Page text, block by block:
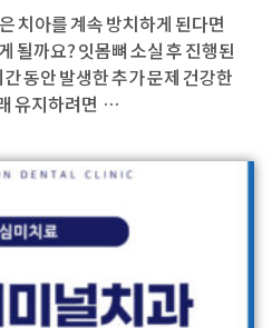
치아를 계속 방치하게 된다면
될까요? 잇몸뼈 소실 후 진행된
동안 발생한 추가 문제 건강한
유지하려면 …